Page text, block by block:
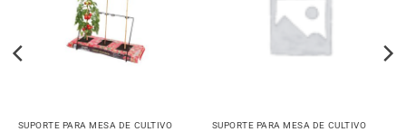
SUPORTE PARA MESA DE CULTIVO SUPORTE PARA MESA DE CULTIVO